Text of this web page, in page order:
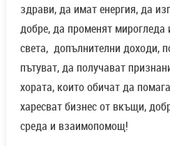
здрави, да имат енергия, да
добре, да променят
света, допълнителни доходи,
пътуват, да получават
хората, които обичат да
харесват бизнес от вкъщи,
среда и взаимопомощ!